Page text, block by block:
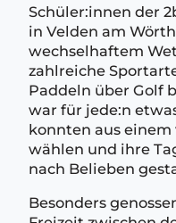
Schüler:innen der
in Velden am
wechselhaftem
zahlreiche
Paddeln über Golf
war für jede:n
konnten aus
wählen und ihre
nach Belieben
Besonders